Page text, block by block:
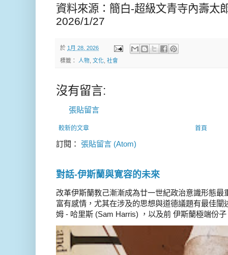
資料來源：簡白-超級文青寺內壽太
2026/1/27
於 1月 28, 2026
標籤： 人物 文化 社會
沒有留言:
張貼留言
較新的文章 首頁
訂閱： 張貼留言 (Atom)
對話-伊斯蘭與寛容的未來
改革伊斯蘭教己漸漸成為廿一世紀政治意識形態
富有感情，尤其在涉及的思想與道德議題有最佳
姆 - 哈里斯 (Sam Harris) ，以及前 伊斯蘭極端份